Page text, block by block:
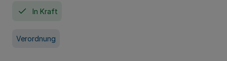
In Kraft
Verordnung